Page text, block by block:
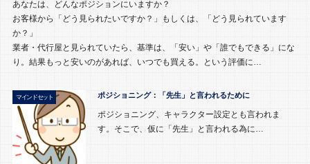
あなたは、どんなポジションにいますか？
お客様から「どう見られたいですか？」もしくは、「どう見られています
か？」
業者・代行屋と見られていたら、基準は、「安い」や「誰でもできる」にな
り。結果もっと安いのがあれば、いつでも買える。という評価に…
マインドセット ポジショニング：「先生」と言われるために
ポジショニング、キャラクター設定とも言われま
す。そこで、仮に「先生」と言われる為に…